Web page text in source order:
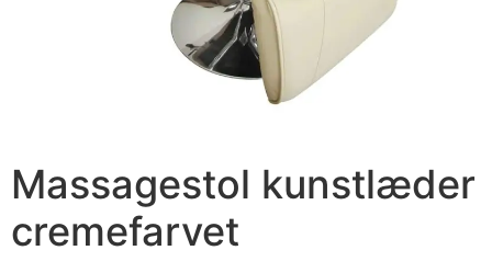
Massagestol kunstlæder
cremefarvet